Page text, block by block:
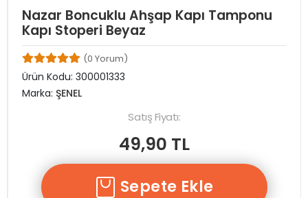
Nazar Boncuklu Ahşap Kapı Tamponu
Kapı Stoperi Beyaz
(0 Yorum)
Ürün Kodu: 300001333
Marka: ŞENEL
Satış Fiyatı:
49,90 TL
Sepete Ekle